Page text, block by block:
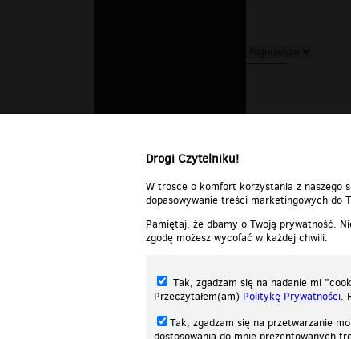
Drogi Czytelniku!
W trosce o komfort korzystania z naszego
dopasowywanie treści marketingowych do
Pamiętaj, że dbamy o Twoją prywatność.
zgodę możesz wycofać w każdej chwili.
Tak, zgadzam się na nadanie mi
Przeczytałem(am) Politykę Prywatności.
Tak, zgadzam się na przetwarzanie